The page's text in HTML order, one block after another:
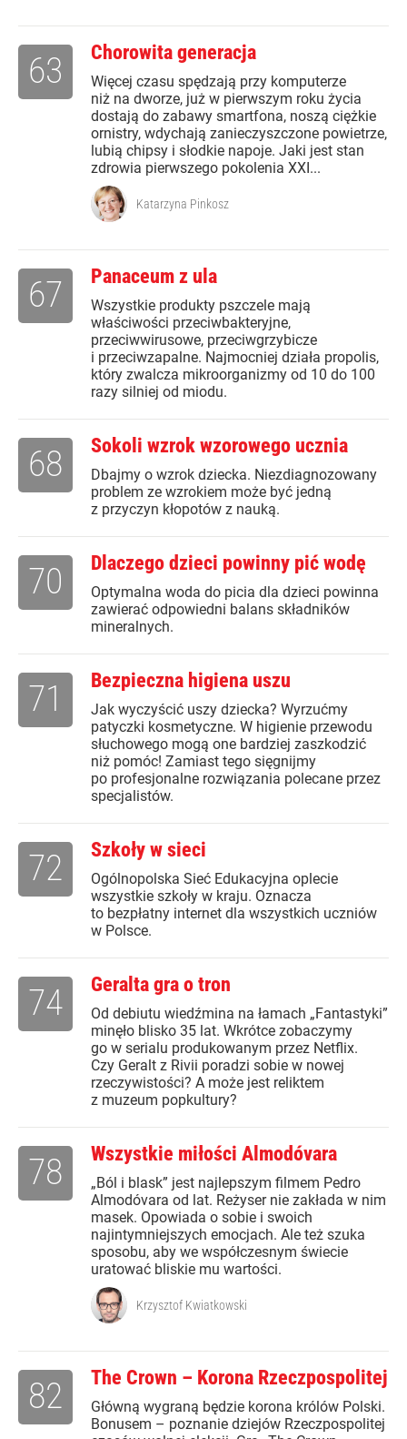
Chorowita generacja
Więcej czasu spędzają przy komputerze
niż na dworze, już w pierwszym roku życia
dostają do zabawy smartfona, noszą ciężkie
ornistry, wdychają zanieczyszczone powietrze,
lubią chipsy i słodkie napoje. Jaki jest stan
zdrowia pierwszego pokolenia XXI...
63
Katarzyna Pinkosz
Panaceum z ula
Wszystkie produkty pszczele mają
właściwości przeciwbakteryjne,
przeciwwirusowe, przeciwgrzybicze
i przeciwzapalne. Najmocniej działa propolis,
który zwalcza mikroorganizmy od 10 do 100
razy silniej od miodu.
67
Sokoli wzrok wzorowego ucznia
Dbajmy o wzrok dziecka. Niezdiagnozowany
problem ze wzrokiem może być jedną
z przyczyn kłopotów z nauką.
68
Dlaczego dzieci powinny pić wodę
Optymalna woda do picia dla dzieci powinna
zawierać odpowiedni balans składników
mineralnych.
70
Bezpieczna higiena uszu
Jak wyczyścić uszy dziecka? Wyrzućmy
patyczki kosmetyczne. W higienie przewodu
słuchowego mogą one bardziej zaszkodzić
niż pomóc! Zamiast tego sięgnijmy
po profesjonalne rozwiązania polecane przez
specjalistów.
71
Szkoły w sieci
Ogólnopolska Sieć Edukacyjna oplecie
wszystkie szkoły w kraju. Oznacza
to bezpłatny internet dla wszystkich uczniów
w Polsce.
72
Geralta gra o tron
Od debiutu wiedźmina na łamach „Fantastyki”
minęło blisko 35 lat. Wkrótce zobaczymy
go w serialu produkowanym przez Netflix.
Czy Geralt z Rivii poradzi sobie w nowej
rzeczywistości? A może jest reliktem
z muzeum popkultury?
74
Wszystkie miłości Almodóvara
„Ból i blask” jest najlepszym filmem Pedro
Almodóvara od lat. Reżyser nie zakłada w nim
masek. Opowiada o sobie i swoich
najintymniejszych emocjach. Ale też szuka
sposobu, aby we współczesnym świecie
uratować bliskie mu wartości.
78
Krzysztof Kwiatkowski
The Crown – Korona Rzeczpospolitej
Główną wygraną będzie korona królów Polski.
Bonusem – poznanie dziejów Rzeczpospolitej
82